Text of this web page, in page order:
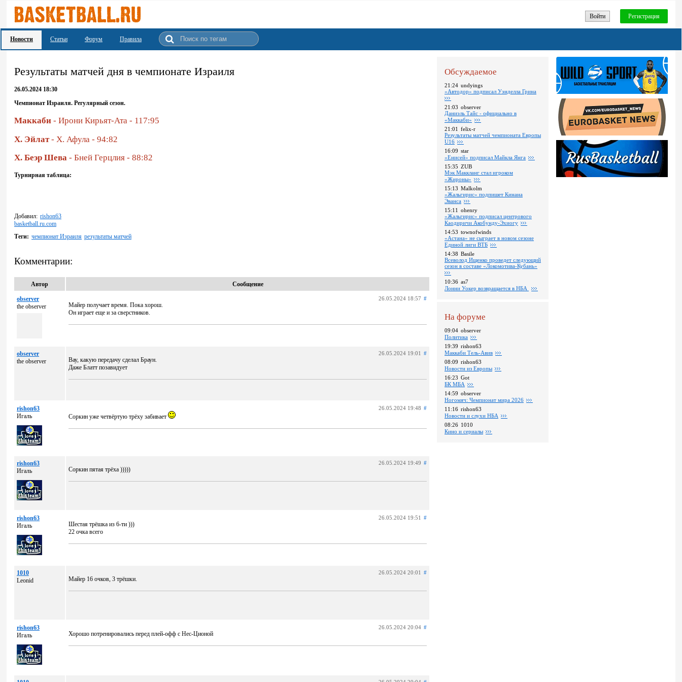
Войти Регистрация
Новости Статьи Форум Правила
Результаты матчей дня в чемпионате Израиля
26.05.2024 18:30
Чемпионат Израиля. Регулярный сезон.
Маккаби - Ирони Кирьят-Ата - 117:95
Х. Эйлат- Х. Афула - 94:82
Х. Беэр Шева - Бней Герцлия - 88:82
Турнирная таблица:
Добавил: rishon63
basketball.ru.com
Теги: чемпионат Израиля результаты матчей
Комментарии:
Автор Сообщение
observer
the observer
26.05.2024 18:57 #
Майер получает время. Пока хорош.
Он играет еще и за сверстников.
observer
the observer
26.05.2024 19:01 #
Вау, какую передачу сделал Браун.
Даже Блатт позавидует
rishon63
Игаль
26.05.2024 19:48 #
Соркин уже четвёртую трёху забивает
rishon63
Игаль
26.05.2024 19:49 #
Соркин пятая трёха )))))
rishon63
Игаль
26.05.2024 19:51 #
Шестая трёшка из 6-ти )))
22 очка всего
1010
Leonid
26.05.2024 20:01 #
Майер 16 очков, 3 трёшки.
rishon63
Игаль
26.05.2024 20:04 #
Хорошо потренировались перед плей-офф с Нес-Ционой
Обсуждаемое
21:24 undyings
«Автодор» подписал Уэнделла Грина
21:03 observer
Даниэль Тайс - официально в
«Маккаби»
21:01 felix-r
Pезультаты матчей чемпионата Европы
U16
16:09 star
«Енисей» подписал Майкла Янга
15:35 ZUB
Мэк Маккланг стал игроком
«Жироны»
15:13 Malkolm
«Жальгирис» подпишет Кинана
Эванса
15:11 ohenry
«Жальгирис» подписал центрового
Каодиричи Акобунду-Эхиогу
14:53 townofwinds
«Астана» не сыграет в новом сезоне
Единой лиги ВТБ
14:38 Basile
Всеволод Ищенко проведет следующий
сезон в составе «Локомотива-Кубань»
10:36 as7
Лонни Уокер возвращается в НБА
На форуме
09:04 observer
Политика
19:39 rishon63
Маккаби Тель-Авив
08:09 rishon63
Новости из Европы
16:23 Got
БК МБА
14:59 observer
Ногомяч: Чемпионат мира 2026
11:16 rishon63
Новости и слухи НБА
08:26 1010
Кино и сериалы